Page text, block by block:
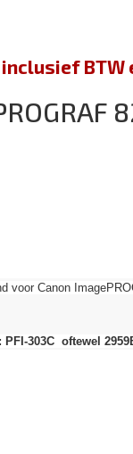
voor Canon
303C oftewel